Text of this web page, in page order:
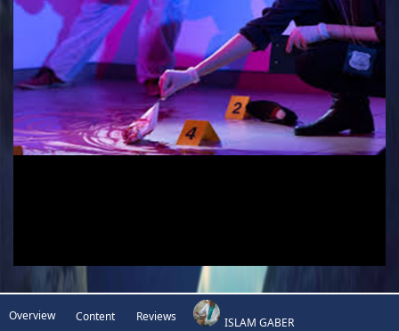
Overview Content Reviews ISLAM GABER